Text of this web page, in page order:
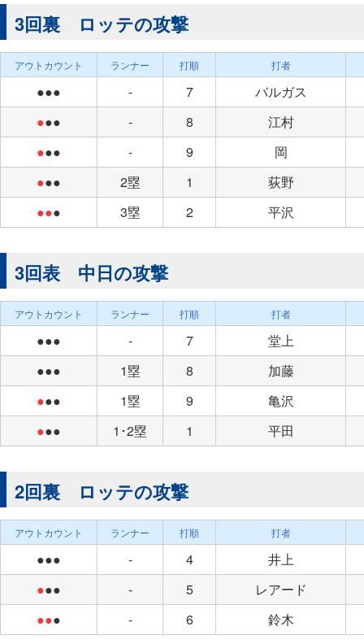
3回裏 ロッテの攻撃
アウトカウント ランナー 打順 打者
●●● - 7
バルガス
●●● - 8
江村
●●● - 9
岡
●●● 2塁 1
荻野
●●● 3塁 2 平沢
3回表 中日の攻撃
アウトカウント ランナー 打順 打者
●●● - 7
堂上
●●●
1塁 8
加藤
●●● 1塁 9
亀沢
●●● 1･2塁 1 平田
2回裏 ロッテの攻撃
アウトカウント ランナー 打順 打者
●●● - 4
井上
●●● - 5
レアード
●●● - 6 鈴木